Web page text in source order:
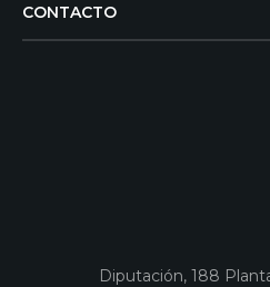
CONTACTO
Diputación, 188